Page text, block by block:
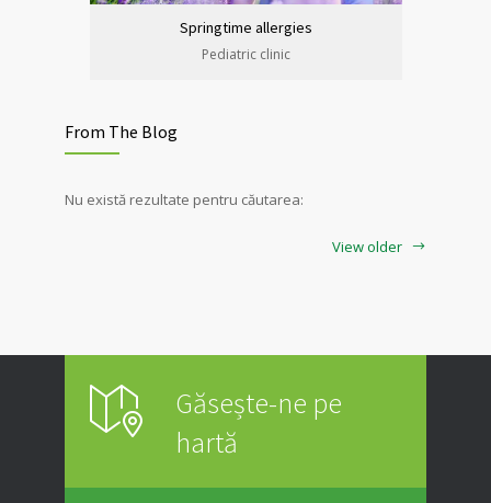
Springtime allergies
Pediatric clinic
From The Blog
Nu există rezultate pentru căutarea:
View older
Găsește-ne pe
hartă